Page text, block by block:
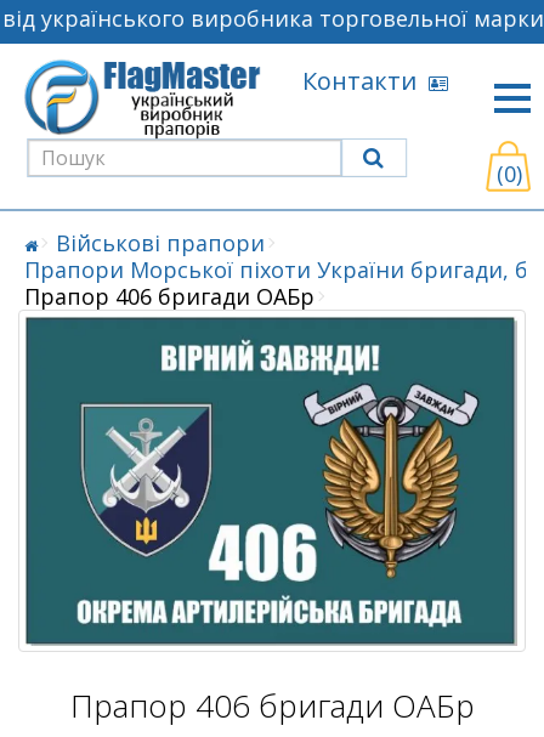
українського виробника торговельної
Контакти
(0)
Військові прапори
Прапори Морської піхоти України бригади,
Прапор 406 бригади ОАБр
Прапор 406 бригади ОАБр